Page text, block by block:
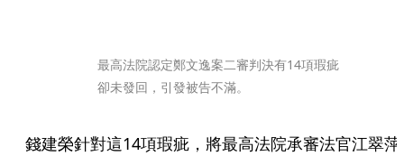
最高法院認定鄭文逸案二審判決有14項瑕疵
卻未發回，引發被告不滿。
錢建榮針對這14項瑕疵，將最高法院承審法官江翠萍